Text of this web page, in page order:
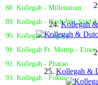
88. Kollegah - Millennium
89. Kollegah - Bitch Wir Sind
90. Kollegah - Legacy
91. Kollegah Ft. Motrip - Einer
92. Kollegah - Pharao
93. Kollegah - Fokus
24.Kollegah
25. Kollegah &